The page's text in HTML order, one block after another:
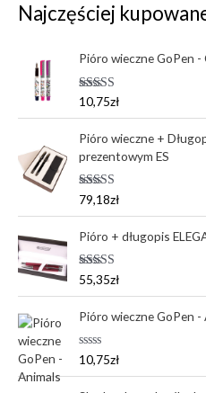
Najczęściej
Pióro wieczne GoPen
Oceniono
5.00
10,75zł
Pióro wieczne +
prezentowym ES
Oceniono
5.00
79,18zł
Pióro + długopis
Oceniono
5.00
55,35zł
Pióro wieczne GoPen -
O
10,75zł